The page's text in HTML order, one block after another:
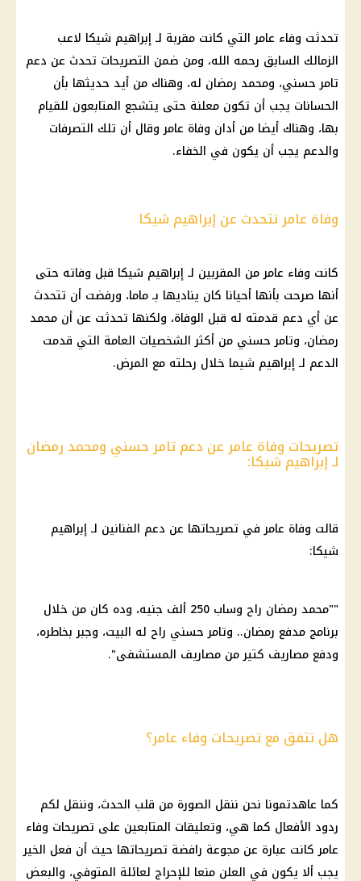
تحدثت وفاء عامر التي كانت مقربة لـ إبراهيم شيكا لاعب
الزمالك السابق رحمه الله، ومن ضمن التصريحات تحدث عن دعم
تامر حسني، ومحمد رمضان له، وهناك من أيد حديثها بأن
الحسانات يجب أن تكون معلنة حتى يتشجع المتابعون للقيام
بها، وهناك أيضا من أدان وفاة عامر وقال أن تلك التصرفات
والدعم يجب أن يكون في الخفاء.
وفاة عامر تتحدث عن إبراهيم شيكا
كانت وفاء عامر من المقربين لـ إبراهيم شيكا قبل وفاته حتى
أنها صرحت بأنها أحيانا كان يناديها بـ ماما، ورفضت أن تتحدث
عن أي دعم قدمته له قبل الوفاة، ولكنها تحدثت عن أن محمد
رمضان، وتامر حسني من أكثر الشخصيات العامة التي قدمت
الدعم لـ إبراهيم شيما خلال رحلته مع المرض.
تصريحات وفاة عامر عن دعم تامر حسني ومحمد رمضان
لـ إبراهيم شيكا:
قالت وفاة عامر في تصريحاتها عن دعم الفنانين لـ إبراهيم
شيكا:
""محمد رمضان راح وساب 250 ألف جنيه، وده كان من خلال
برنامج مدفع رمضان.. وتامر حسني راح له البيت، وجبر بخاطره،
ودفع مصاريف كتير من مصاريف المستشفى".
هل تتفق مع تصريحات وفاء عامر؟
كما عاهدتمونا نحن ننقل الصورة من قلب الحدث، وننقل لكم
ردود الأفعال كما هي، وتعليقات المتابعين على تصريحات وفاء
عامر كانت عبارة عن مجوعة رافضة تصريحاتها حيث أن فعل الخير
يجب ألا يكون في العلن منعا للإحراج لعائلة المتوفي، والبعض